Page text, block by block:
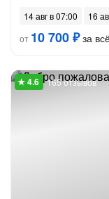
14 авг в 07:00
16
от 10 700 ₽за
165 отзывов